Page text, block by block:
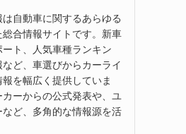
自動車に関するあらゆる
合情報サイトです。新車
ト、人気車種ランキン
ど、車選びからカーライ
を幅広く提供していま
ーからの公式発表や、ユ
ど、多角的な情報源を活